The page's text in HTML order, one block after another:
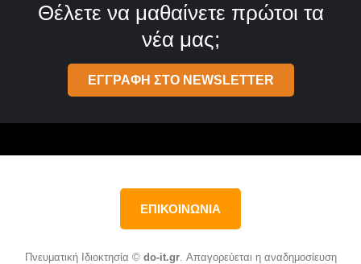
Θέλετε να μαθαίνετε πρώτοι τα
νέα μας;
ΕΓΓΡΑΦΗ ΣΤΟ NEWSLETTER
ΕΠΙΚΟΙΝΩΝΙΑ
Πνευματική Ιδιοκτησία © do-it.gr. Απαγορεύεται η αναδημοσίευση